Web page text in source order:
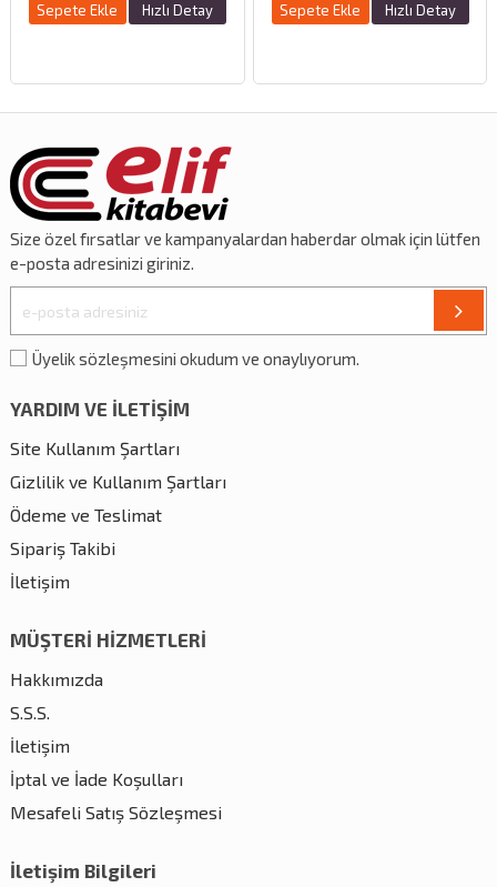
Sepete Ekle Hızlı Detay Sepete Ekle Hızlı Detay
Size özelfırsatlarve kampanyalardan haberdar olmak için lütfen
e-posta adresinizi giriniz.
Üyelik sözleşmesini okudum ve onaylıyorum.
YARDIM VE İLETİŞİM
Site Kullanım Şartları
Gizlilik ve Kullanım Şartları
Ödeme ve Teslimat
Sipariş Takibi
İletişim
MÜŞTERİ HİZMETLERİ
Hakkımızda
S.S.S.
İletişim
İptal ve İade Koşulları
Mesafeli Satış Sözleşmesi
İletişim Bilgileri